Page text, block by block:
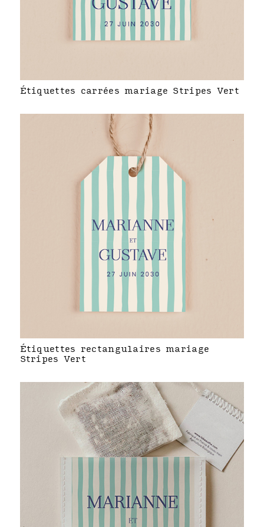
Étiquettes carrées mariage Stripes Vert
Étiquettes rectangulaires mariage
Stripes Vert